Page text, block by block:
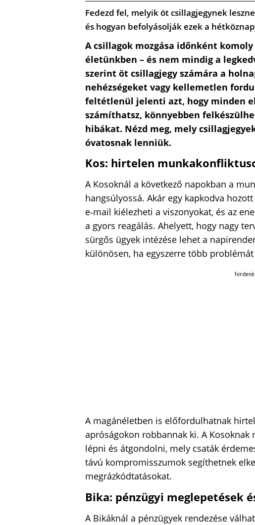
Fedezd fel, melyik öt csillagjegynek
és hogyan befolyásolják ezek a
A csillagok mozgása időnként
életünkben – és nem mindig a
szerint öt csillagjegy számára a
nehézségeket vagy kellemetlen
feltétlenül jelenti azt, hogy minden
számíthatsz, könnyebben
hibákat. Nézd meg, mely
óvatosnak lenniük.
Kos: hirtelen
A Kosoknál a következő napokban a
hangsúlyossá. Akár egy kapkodva
e‑mail kiélezheti a viszonyokat, és az
a gyors reagálás. Ahelyett, hogy nagy
sürgős ügyek intézése lehet a
különösen, ha egyszerre több
A magánéletben is előfordulhatnak
apróságokon robbannak ki. A
lépni és átgondolni, mely csaták
távú kompromisszumok segíthetnek
megrázkódtatásokat.
Bika: pénzügyi meglepetések
A Bikáknál a pénzügyek rendezése